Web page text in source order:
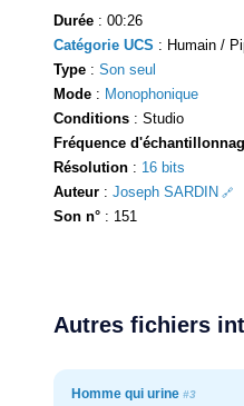
Durée : 00:26
Catégorie UCS : Humain /
Type : Son seul
Mode : Monophonique
Conditions : Studio
Fréquence
Résolution : 16 bits
Auteur : Joseph SARDIN
Son n° : 151
Autres fichiers
Homme qui urine #3